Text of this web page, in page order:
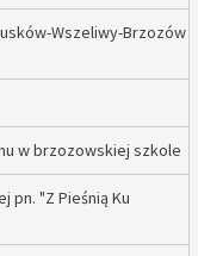
Wszeliwy-Brzozów
w brzozowskiej szkole
pn. "Z Pieśnią Ku